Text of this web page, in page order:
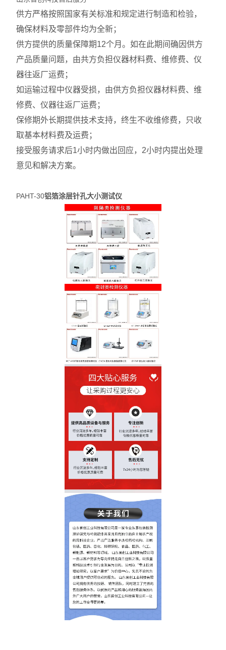
供方严格按照国家有关标准和规定进行制造和检验，
确保材料及零部件均为全新；
供方提供的质量保障期12个月。如在此期间确因供方
产品质量问题，由共方负担仪器材料费、维修费、仪
器往返厂运费；
如运输过程中仪器受损，由供方负担仪器材料费、维
修费、仪器往返厂运费；
保修期外长期提供技术支持，终生不收维修费，只收
取基本材料费及运费；
接受服务请求后1小时内做出回应，2小时内提出处理
意见和解决方案。
PAHT-30铝箔涂层针孔大小测试仪